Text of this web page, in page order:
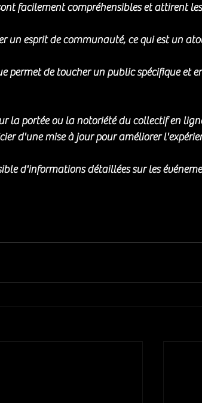
facilement compréhensibles et attirent
un esprit de communauté, ce qui est un
permet de toucher un public spécifique et
la portée ou la notoriété du collectif en
d'une mise à jour pour améliorer
d'informations détaillées sur les